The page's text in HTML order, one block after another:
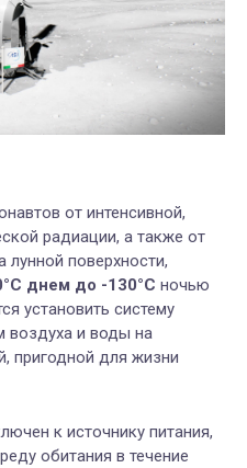
от интенсивной,
радиации, а также от
лунной поверхности,
днем до -130°С ночью
установить систему
воздуха и воды на
пригодной для жизни
к источнику питания,
обитания в течение